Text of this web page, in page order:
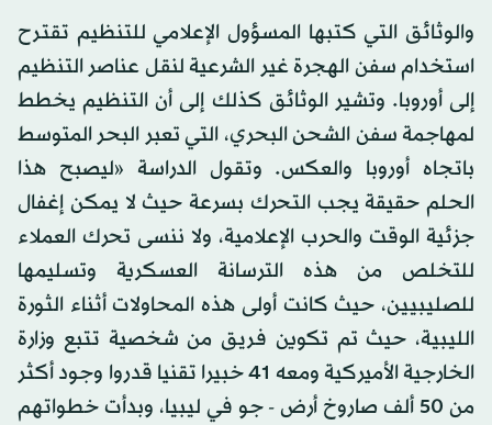
والوثائق التي كتبها المسؤول الإعلامي للتنظيم تقترح
استخدام سفن الهجرة غير الشرعية لنقل عناصر التنظيم
إلى أوروبا. وتشير الوثائق كذلك إلى أن التنظيم يخطط
لمهاجمة سفن الشحن البحري، التي تعبر البحر المتوسط
باتجاه أوروبا والعكس. وتقول الدراسة «ليصبح هذا
الحلم حقيقة يجب التحرك بسرعة حيث لا يمكن إغفال
جزئية الوقت والحرب الإعلامية، ولا ننسى تحرك العملاء
للتخلص من هذه الترسانة العسكرية وتسليمها
للصليبيين، حيث كانت أولى هذه المحاولات أثناء الثورة
الليبية، حيث تم تكوين فريق من شخصية تتبع وزارة
الخارجية الأميركية ومعه 41 خبيرا تقنيا قدروا وجود أكثر
من 50 ألف صاروخ أرض - جو في ليبيا، وبدأت خطواتهم